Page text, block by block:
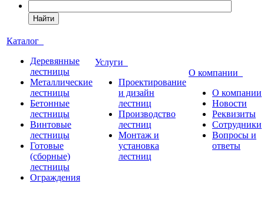
Найти
Каталог
Деревянные
лестницы
Металлические
лестницы
Бетонные
лестницы
Винтовые
лестницы
Готовые
(сборные)
лестницы
Ограждения
Услуги
Проектирование
и дизайн
лестниц
Производство
лестниц
Монтаж и
установка
лестниц
О компании
О компании
Новости
Реквизиты
Сотрудники
Вопросы и
ответы